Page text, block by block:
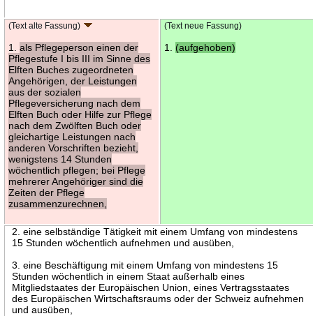
(Text alte Fassung)
1.als Pflegeperson einen der
Pflegestufe I bis III im Sinne des
Elften Buches zugeordneten
Angehörigen, der Leistungen
aus der sozialen
Pflegeversicherung nach dem
Elften Buch oder Hilfe zur Pflege
nach dem Zwölften Buch oder
gleichartige Leistungen nach
anderen Vorschriften bezieht,
wenigstens 14 Stunden
wöchentlich pflegen; bei Pflege
mehrerer Angehöriger sind die
Zeiten der Pflege
zusammenzurechnen,
(Text neue Fassung)
1. (aufgehoben)
2. eine selbständige Tätigkeit mit einem Umfang von mindestens
15 Stunden wöchentlich aufnehmen und ausüben,
3. eine Beschäftigung mit einem Umfang von mindestens 15
Stunden wöchentlich in einem Staat außerhalb eines
Mitgliedstaates der Europäischen Union, eines Vertragsstaates
des Europäischen Wirtschaftsraums oder der Schweiz aufnehmen
und ausüben,